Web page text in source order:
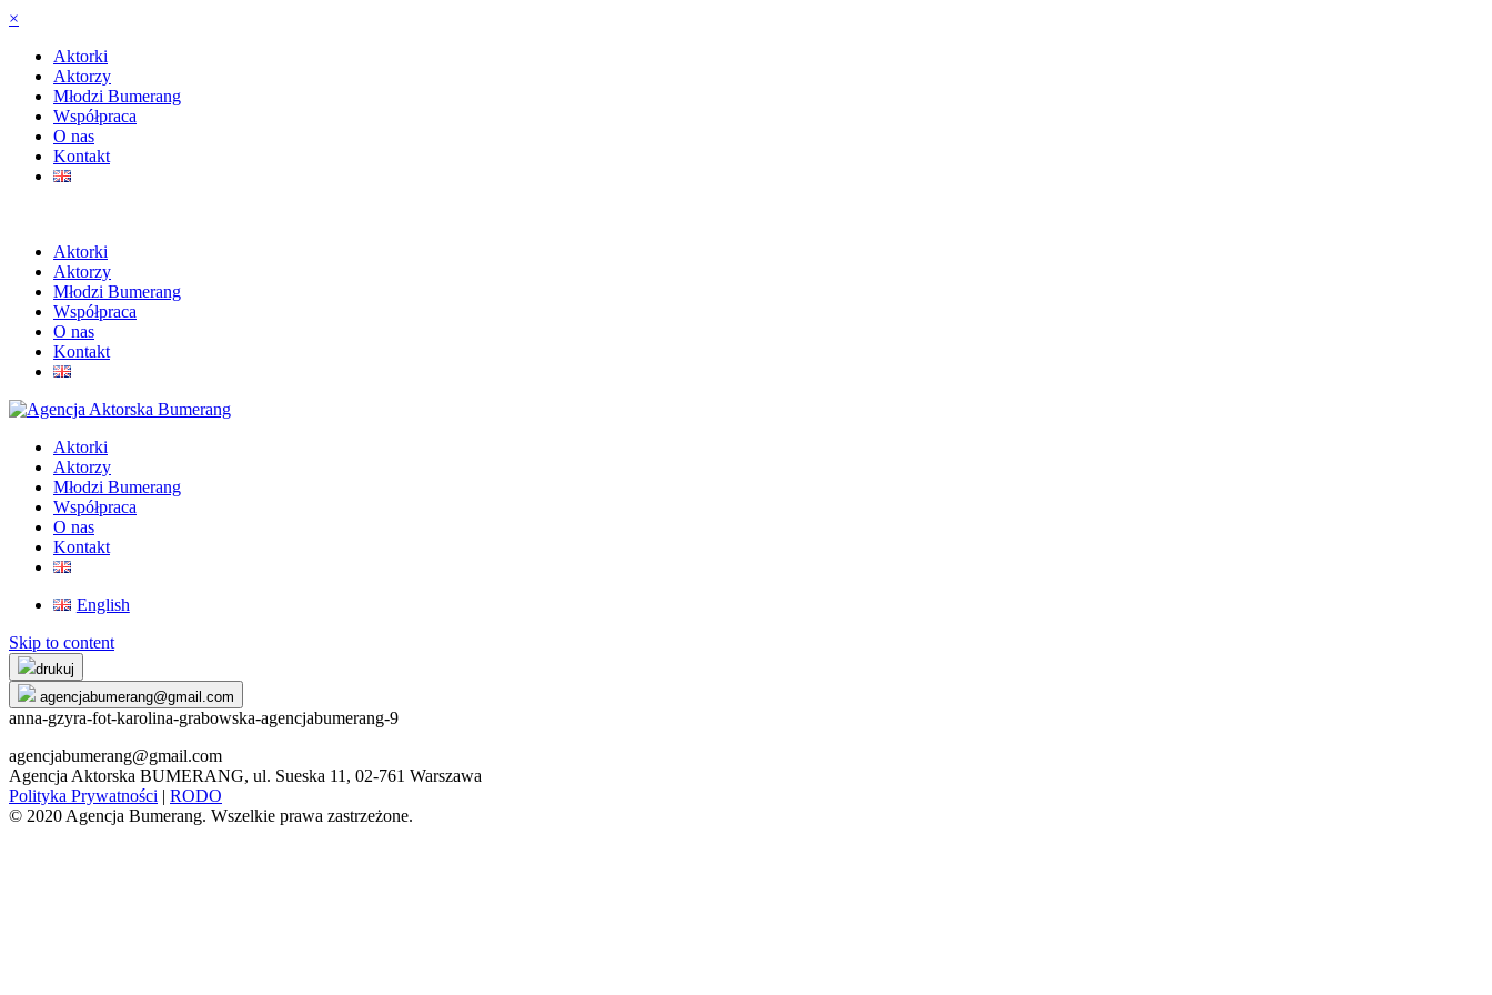
×
Aktorki
Aktorzy
Młodzi Bumerang
Współpraca
O nas
Kontakt
Aktorki
Aktorzy
Młodzi Bumerang
Współpraca
O nas
Kontakt
Aktorki
Aktorzy
Młodzi Bumerang
Współpraca
O nas
Kontakt
English
Skip to content
drukuj
agencjabumerang@gmail.com
anna-gzyra-fot-karolina-grabowska-agencjabumerang-9
agencjabumerang@gmail.com
Agencja Aktorska BUMERANG, ul. Sueska 11, 02-761 Warszawa
Polityka Prywatności | RODO
© 2020 Agencja Bumerang. Wszelkie prawa zastrzeżone.